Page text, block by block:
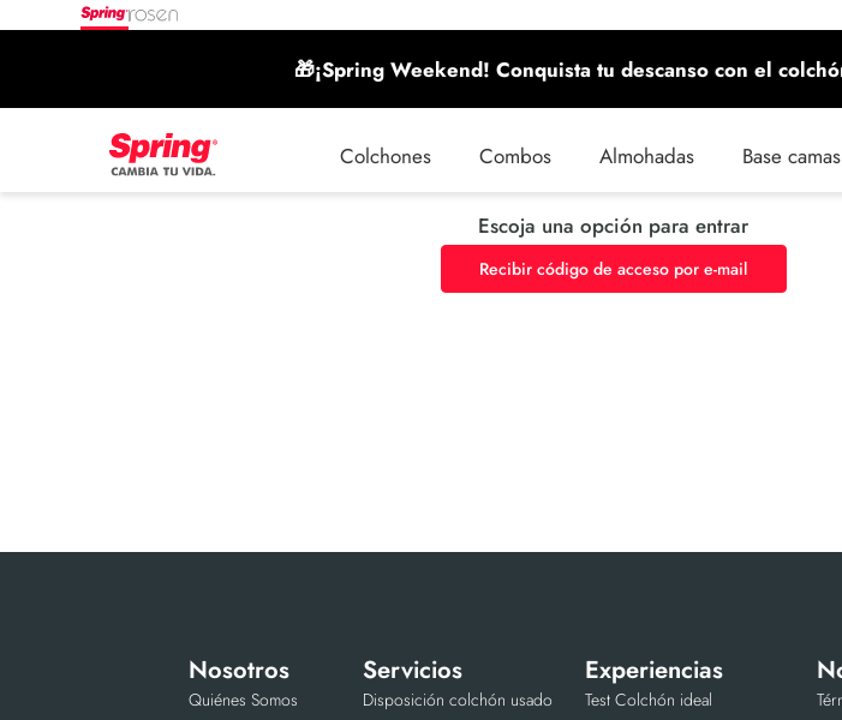
🎁¡Spring Weekend! Conquista tu descanso con el
Colchones Combos Almohadas Base camas
Escoja una opción para entrar
Recibir código de acceso por e-mail
Nosotros
Quiénes Somos
Servicios
Disposición colchón usado
Experiencias
Test Colchón ideal